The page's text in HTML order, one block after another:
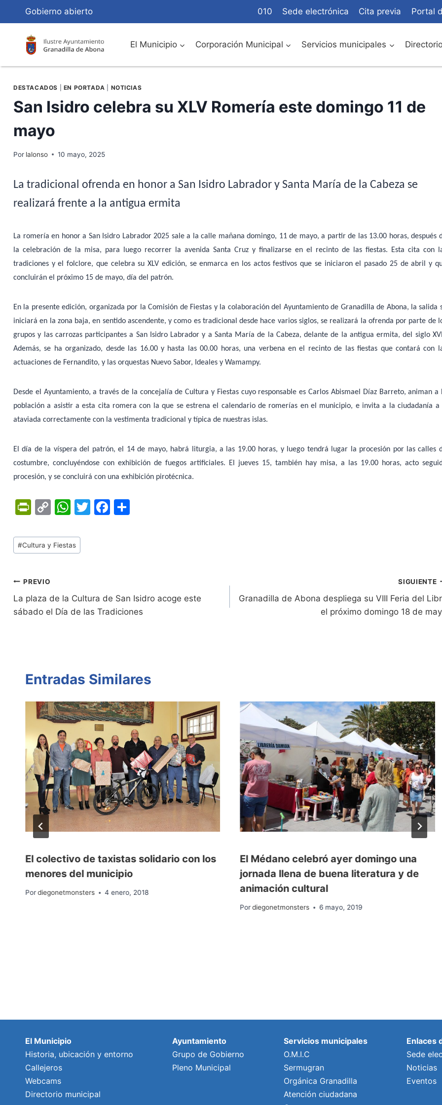
Contenido
Gobierno abierto 010 Sede electrónica Cita previa Portal
El Municipio Corporación Municipal Servicios municipales
DESTACADOS EN PORTADA NOTICIAS
San Isidro celebra su XLV Romería este domingo 11 de
mayo
Por lalonso 10 mayo, 2025
La tradicional ofrenda en honor a San Isidro Labrador y Santa María de la Cabeza se
realizará frente a la antigua ermita
La romería en honor a San Isidro Labrador 2025 sale a la calle mañana domingo, 11 de mayo, a partir de las 13.00 horas, después
la celebración de la misa, para luego recorrer la avenida Santa Cruz y finalizarse en el recinto de las fiestas. Esta cita con
tradiciones y el folclore, que celebra su XLV edición, se enmarca en los actos festivos que se iniciaron el pasado 25 de abril y
concluirán el próximo 15 de mayo, día del patrón.
En la presente edición, organizada por la Comisión de Fiestas y la colaboración del Ayuntamiento de Granadilla de Abona, la salida
iniciará en la zona baja, en sentido ascendente, y como es tradicional desde hace varios siglos, se realizará la ofrenda por parte de
grupos y las carrozas participantes a San Isidro Labrador y a Santa María de la Cabeza, delante de la antigua ermita, del siglo
Además, se ha organizado, desde las 16.00 y hasta las 00.00 horas, una verbena en el recinto de las fiestas que contará con
actuaciones de Fernandito, y las orquestas Nuevo Sabor, Ideales y Wamampy.
Desde el Ayuntamiento, a través de la concejalía de Cultura y Fiestas cuyo responsable es Carlos Abismael Díaz Barreto, animan a
población a asistir a esta cita romera con la que se estrena el calendario de romerías en el municipio, e invita a la ciudadanía a
ataviada correctamente con la vestimenta tradicional y típica de nuestras islas.
El día de la víspera del patrón, el 14 de mayo, habrá liturgia, a las 19.00 horas, y luego tendrá lugar la procesión por las calles
costumbre, concluyéndose con exhibición de fuegos artificiales. El jueves 15, también hay misa, a las 19.00 horas, acto
procesión, y se concluirá con una exhibición pirotécnica.
Pr
tF
ri
n
dl
y
C
p
y
k
W
at
s
p
T
F
o
k
Tags
de
#Cultura y Fiestas
Navegación
de
PREVIO
La plaza de la Cultura de San Isidro acoge este
sábado el Día de las Tradiciones
SIGUIENTE
Granadilla de Abona despliega su VIII Feria del
el próximo domingo 18 de
Entradas Similares
El colectivo de taxistas solidario con los
menores del municipio
Pordiegonetmonsters 4 enero, 2018
El Médano celebró ayer domingo una
jornada llena de buena literatura y de
animación cultural
Por diegonetmonsters 6 mayo, 2019
El Municipio
Historia, ubicación y entorno
Callejeros
Webcams
Directorio municipal
Ayuntamiento
Grupo de Gobierno
Pleno Municipal
Servicios municipales
O.M.I.C
Sermugran
Orgánica Granadilla
Atención ciudadana
Enlaces
Sede
Noticias
Eventos